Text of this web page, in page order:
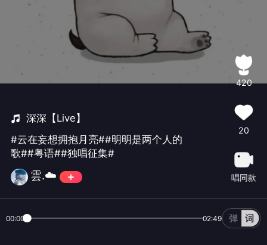
深深【Live】
#云在妄想拥抱月亮##明明是两个人的
歌##粤语##独唱征集#
雲.☁️
420
20
唱同款
00:00 02:49